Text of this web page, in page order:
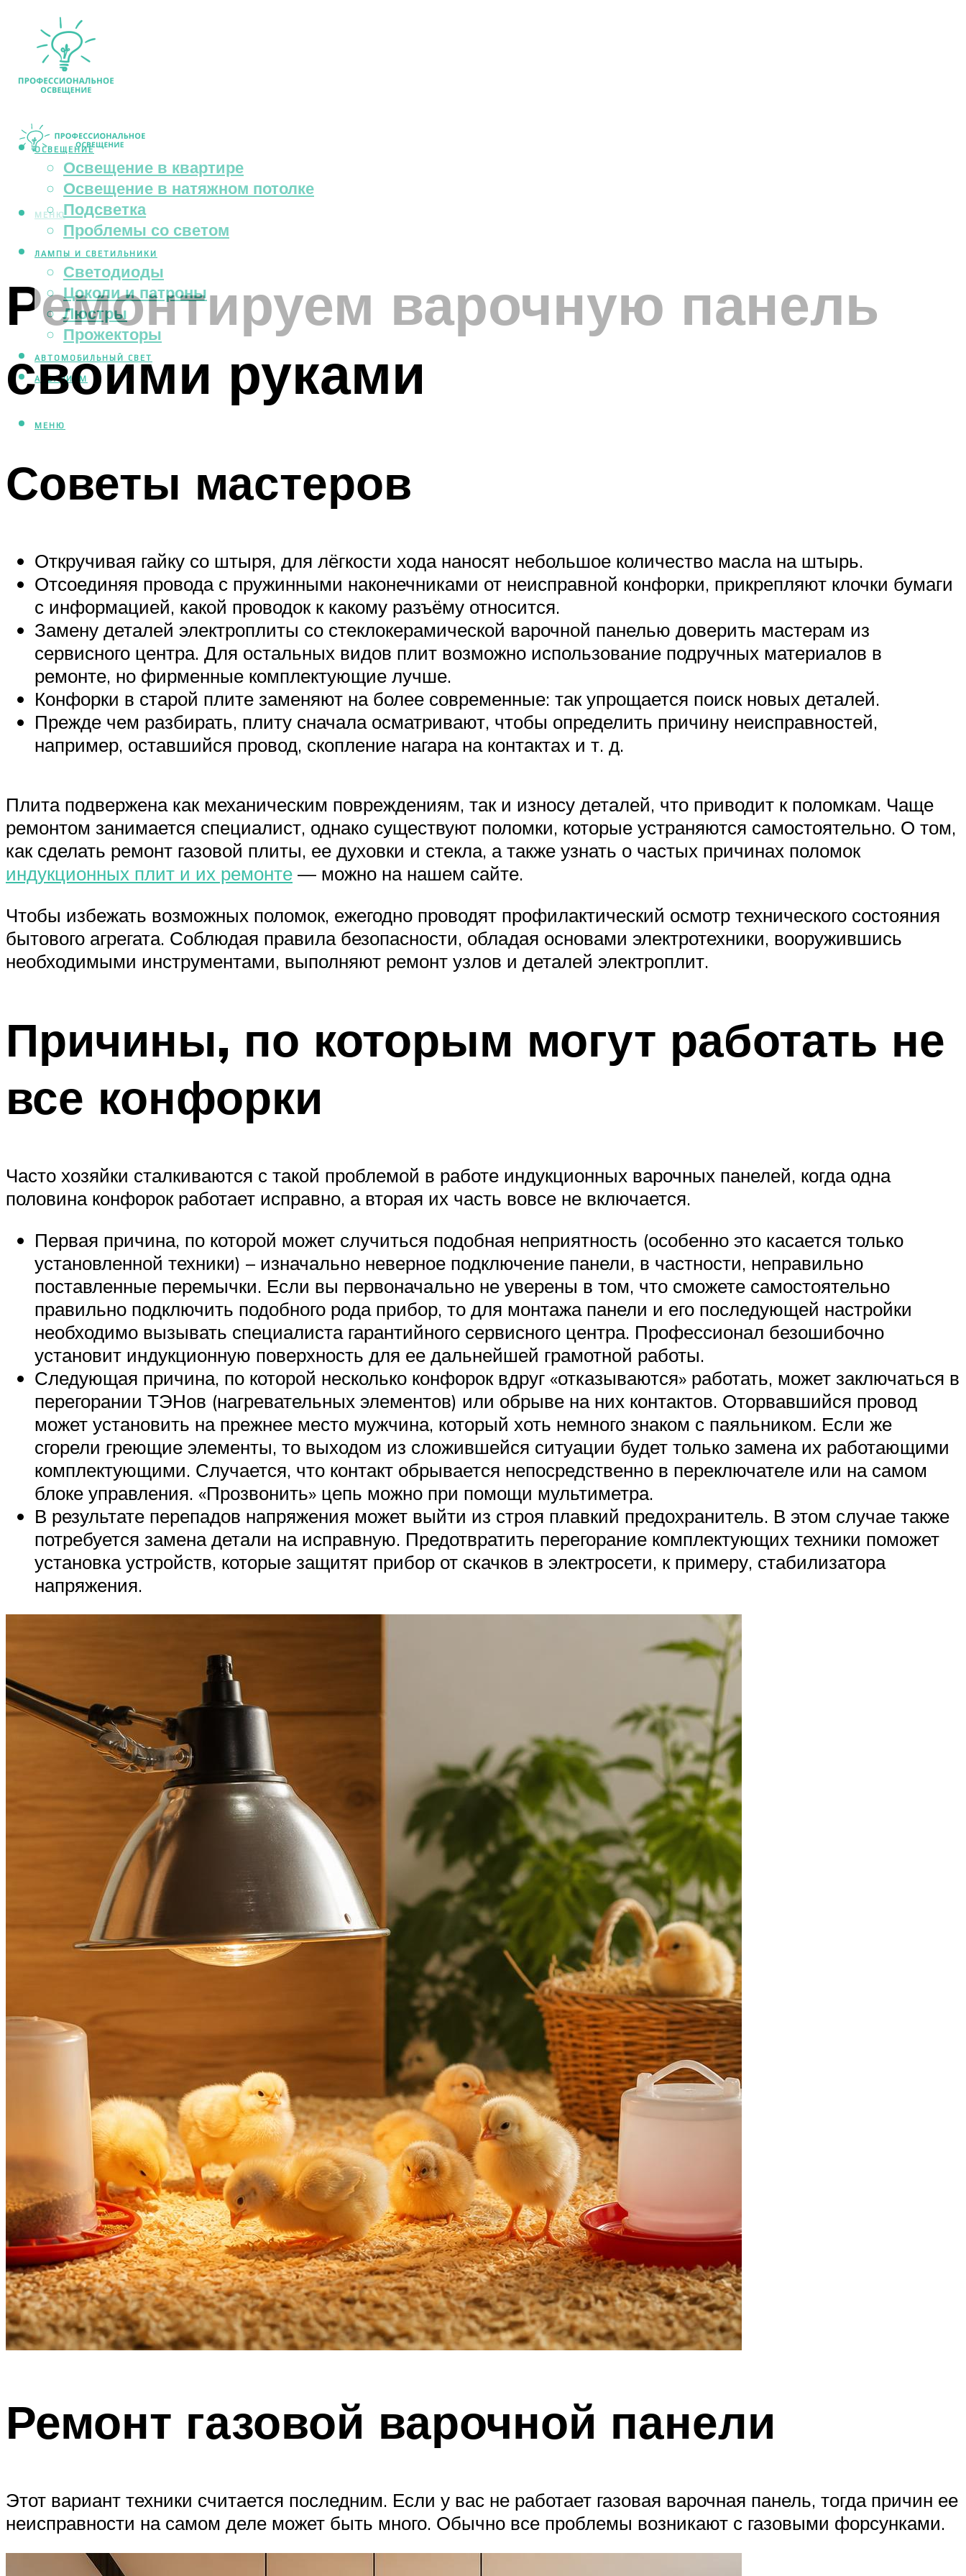
ОСВЕЩЕНИЕ
Освещение в квартире
Освещение в натяжном потолке
Подсветка
Проблемы со светом
ЛАМПЫ И СВЕТИЛЬНИКИ
Светодиоды
Цоколи и патроны
Люстры
Прожекторы
АВТОМОБИЛЬНЫЙ СВЕТ
АКВАРИУМ
МЕНЮ
МЕНЮ
Ремонтируем варочную панель
своими руками
Советы мастеров
Откручивая гайку со штыря, для лёгкости хода наносят небольшое количество масла на штырь.
Отсоединяя провода с пружинными наконечниками от неисправной конфорки, прикрепляют клочки бумаги
с информацией, какой проводок к какому разъёму относится.
Замену деталей электроплиты со стеклокерамической варочной панелью доверить мастерам из
сервисного центра. Для остальных видов плит возможно использование подручных материалов в
ремонте, но фирменные комплектующие лучше.
Конфорки в старой плите заменяют на более современные: так упрощается поиск новых деталей.
Прежде чем разбирать, плиту сначала осматривают, чтобы определить причину неисправностей,
например, оставшийся провод, скопление нагара на контактах и т. д.
Плита подвержена как механическим повреждениям, так и износу деталей, что приводит к поломкам. Чаще
ремонтом занимается специалист, однако существуют поломки, которые устраняются самостоятельно. О том,
как сделать ремонт газовой плиты, ее духовки и стекла, а также узнать о частых причинах поломок
индукционных плит и их ремонте — можно на нашем сайте.
Чтобы избежать возможных поломок, ежегодно проводят профилактический осмотр технического состояния
бытового агрегата. Соблюдая правила безопасности, обладая основами электротехники, вооружившись
необходимыми инструментами, выполняют ремонт узлов и деталей электроплит.
Причины, по которым могут работать не
все конфорки
Часто хозяйки сталкиваются с такой проблемой в работе индукционных варочных панелей, когда одна
половина конфорок работает исправно, а вторая их часть вовсе не включается.
Первая причина, по которой может случиться подобная неприятность (особенно это касается только
установленной техники) – изначально неверное подключение панели, в частности, неправильно
поставленные перемычки. Если вы первоначально не уверены в том, что сможете самостоятельно
правильно подключить подобного рода прибор, то для монтажа панели и его последующей настройки
необходимо вызывать специалиста гарантийного сервисного центра. Профессионал безошибочно
установит индукционную поверхность для ее дальнейшей грамотной работы.
Следующая причина, по которой несколько конфорок вдруг «отказываются» работать, может заключаться в
перегорании ТЭНов (нагревательных элементов) или обрыве на них контактов. Оторвавшийся провод
может установить на прежнее место мужчина, который хоть немного знаком с паяльником. Если же
сгорели греющие элементы, то выходом из сложившейся ситуации будет только замена их работающими
комплектующими. Случается, что контакт обрывается непосредственно в переключателе или на самом
блоке управления. «Прозвонить» цепь можно при помощи мультиметра.
В результате перепадов напряжения может выйти из строя плавкий предохранитель. В этом случае также
потребуется замена детали на исправную. Предотвратить перегорание комплектующих техники поможет
установка устройств, которые защитят прибор от скачков в электросети, к примеру, стабилизатора
напряжения.
Ремонт газовой варочной панели
Этот вариант техники считается последним. Если у вас не работает газовая варочная панель, тогда причин ее
неисправности на самом деле может быть много. Обычно все проблемы возникают с газовыми форсунками.